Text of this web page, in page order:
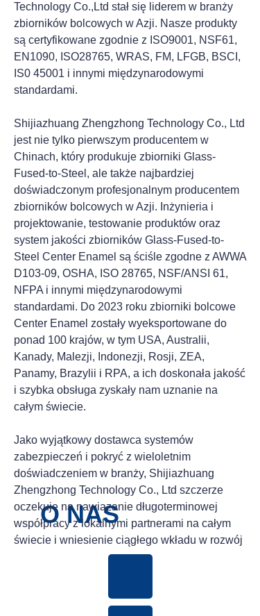
O NAS
Technology Co.,Ltd stał się liderem w branży
zbiorników bolcowych w Azji. Nasze produkty
są certyfikowane zgodnie z ISO9001, NSF61,
EN1090, ISO28765, WRAS, FM, LFGB, BSCI,
IS0 45001 i innymi międzynarodowymi
standardami.
Shijiazhuang Zhengzhong Technology Co., Ltd
jest nie tylko pierwszym producentem w
Chinach, który produkuje zbiorniki Glass-
Fused-to-Steel, ale także najbardziej
doświadczonym profesjonalnym producentem
zbiorników bolcowych w Azji. Inżynieria i
projektowanie, testowanie produktów oraz
system jakości zbiorników Glass-Fused-to-
Steel Center Enamel są ściśle zgodne z AWWA
D103-09, OSHA, ISO 28765, NSF/ANSI 61,
NFPA i innymi międzynarodowymi
standardami. Do 2023 roku zbiorniki bolcowe
Center Enamel zostały wyeksportowane do
ponad 100 krajów, w tym USA, Australii,
Kanady, Malezji, Indonezji, Rosji, ZEA,
Panamy, Brazylii i RPA, a ich doskonała jakość
i szybka obsługa zyskały nam uznanie na
całym świecie.
Jako wyjątkowy dostawca systemów
zabezpieczeń i pokryć z wieloletnim
doświadczeniem w branży, Shijiazhuang
Zhengzhong Technology Co., Ltd szczerze
oczekuje na nawiązanie długoterminowej
współpracy z lokalnymi partnerami na całym
świecie i wniesienie ciągłego wkładu w rozwój